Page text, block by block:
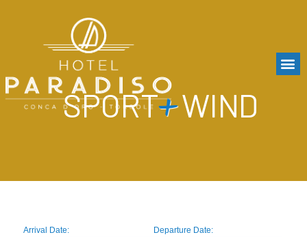
SPORT+WIND
Arrival Date: Departure Date: